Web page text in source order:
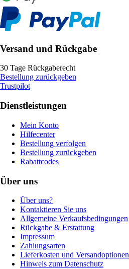
Versand und Rückgabe
30 Tage Rückgaberecht
Bestellung zurückgeben
Trustpilot
Dienstleistungen
Mein Konto
Hilfecenter
Bestellung verfolgen
Bestellung zurückgeben
Rabattcodes
Über uns
Über uns?
Kontaktieren Sie uns
Allgemeine Verkaufsbedingungen
Rückgabe & Erstattung
Impressum
Zahlungsarten
Lieferkosten und Versandoptionen
Hinweis zum Datenschutz